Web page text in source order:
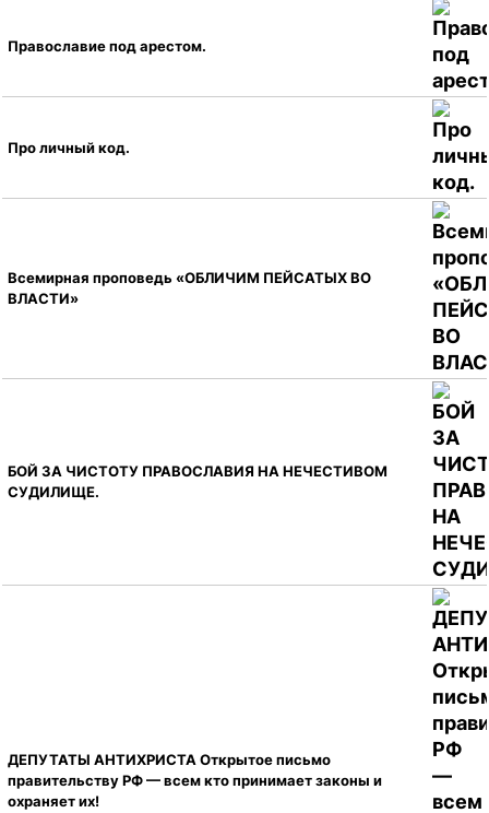
Православие под арестом.
Про личный код.
Всемирная проповедь «ОБЛИЧИМ ПЕЙСАТЫХ ВО
ВЛАСТИ»
БОЙ ЗА ЧИСТОТУ ПРАВОСЛАВИЯ НА НЕЧЕСТИВОМ
СУДИЛИЩЕ.
ДЕПУТАТЫ АНТИХРИСТА Открытое письмо
правительству РФ — всем кто принимает законы и
охраняет их!